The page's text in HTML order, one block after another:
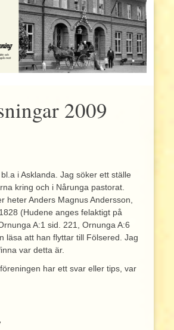
2009
i Asklanda. Jag söker ett ställe
kring och i Nårunga pastorat.
heter Anders Magnus Andersson,
(Hudene anges felaktigt på
A:1 sid. 221, Ornunga A:6
läsa att han flyttar till Fölsered. Jag
var detta är.
har ett svar eller tips, var